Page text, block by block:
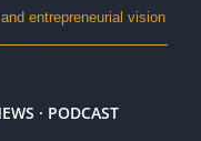
entrepreneurial vision
· PODCAST